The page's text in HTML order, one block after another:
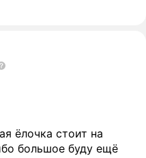
ёлочка стоит на
большое буду ещё